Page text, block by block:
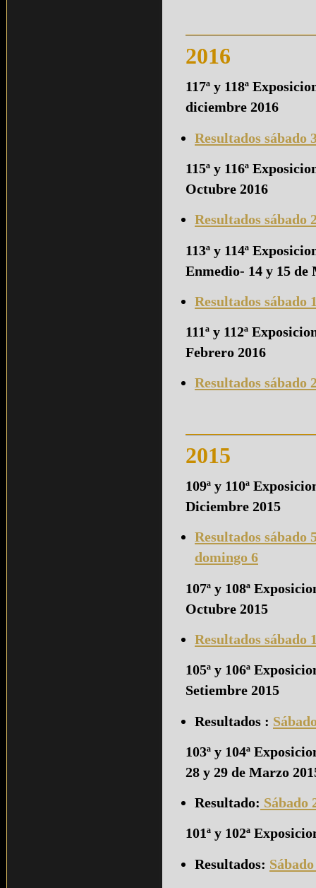
2016
117ª y 118ª
diciembre 2016
Resultados sábado
115ª y 116ª
Octubre 2016
Resultados sábado
113ª y 114ª
Enmedio- 14 y 15 de
Resultados sábado
111ª y 112ª
Febrero 2016
Resultados sábado
2015
109ª y 110ª
Diciembre 2015
Resultados sábado
domingo 6
107ª y 108ª
Octubre 2015
Resultados sábado
105ª y 106ª
Setiembre 2015
Resultados :
103ª y 104ª
28 y 29 de Marzo
Resultado: Sábado
101ª y 102ª
Resultados: